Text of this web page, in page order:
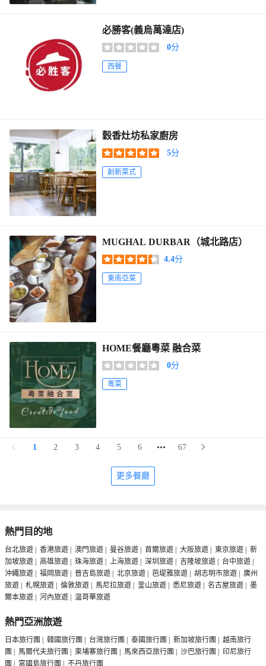
必勝客(義烏萬達店)
0分
西餐
穀香灶坊私家廚房
5分
創新菜式
MUGHAL DURBAR（城北路店）
4.4分
東南亞菜
HOME餐廳粵菜 融合菜
0分
粵菜
1 2 3 4 5 6 67
更多餐廳
熱門目的地
台北旅遊 香港旅遊 澳門旅遊 曼谷旅遊 首爾旅遊 大阪旅遊 東京旅遊
新
加坡旅遊
高雄旅遊 珠海旅遊 上海旅遊 深圳旅遊 吉隆坡旅遊 台中旅遊
沖繩旅遊
福岡旅遊 普吉島旅遊 北京旅遊 芭堤雅旅遊 胡志明市旅遊
廣州
旅遊
札幌旅遊 倫敦旅遊 馬尼拉旅遊 釜山旅遊 悉尼旅遊 名古屋旅遊
墨
爾本旅遊
河內旅遊 温哥華旅遊
熱門亞洲旅遊
日本旅行團 韓國旅行團 台灣旅行團 泰國旅行團 新加坡旅行團
越南旅行
團
馬爾代夫旅行團 柬埔寨旅行團 馬來西亞旅行團 沙巴旅行團
印尼旅行
團
富國島旅行團 不丹旅行團